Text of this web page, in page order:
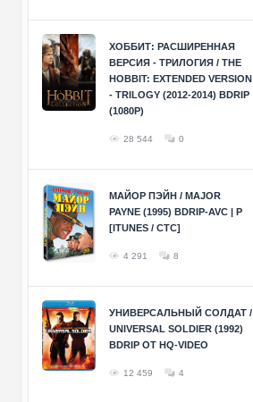
ХОББИТ: РАСШИРЕННАЯ
ВЕРСИЯ - ТРИЛОГИЯ / THE
HOBBIT: EXTENDED VERSION
- TRILOGY (2012-2014) BDRIP
(1080P)
28 544 0
МАЙОР ПЭЙН / MAJOR
PAYNE (1995) BDRIP-AVC | P
[ITUNES / СТС]
4 291 8
УНИВЕРСАЛЬНЫЙ СОЛДАТ /
UNIVERSAL SOLDIER (1992)
BDRIP ОТ HQ-VIDEO
12 459 4